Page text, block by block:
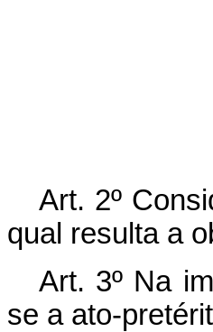
Art. 2º
qual resulta a
Art. 3º Na
se a ato-